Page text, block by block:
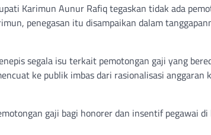
Karimun Aunur Rafiq tegaskan tidak ada
penegasan itu disampaikan dalam
segala isu terkait pemotongan gaji yang
ke publik imbas dari rasionalisasi
gaji bagi honorer dan insentif pegawai